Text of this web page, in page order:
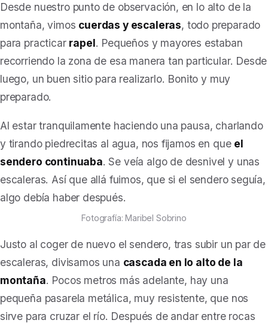
Desde nuestro punto de observación, en lo alto de la
montaña, vimos cuerdas y escaleras, todo preparado
para practicar rapel. Pequeños y mayores estaban
recorriendo la zona de esa manera tan particular. Desde
luego, un buen sitio para realizarlo. Bonito y muy
preparado.
Al estar tranquilamente haciendo una pausa, charlando
y tirando piedrecitas al agua, nos fijamos en que el
sendero continuaba. Se veía algo de desnivel y unas
escaleras. Así que allá fuimos, que si el sendero seguía,
algo debía haber después.
Fotografía: Maribel Sobrino
Justo al coger de nuevo el sendero, tras subir un par de
escaleras, divisamos una cascada en lo alto de la
montaña. Pocos metros más adelante, hay una
pequeña pasarela metálica, muy resistente, que nos
sirve para cruzar el río. Después de andar entre rocas